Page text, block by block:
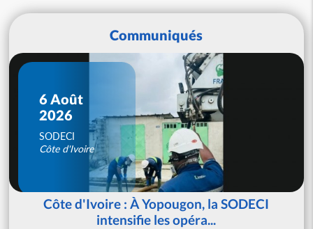
Communiqués
6 Août
2026
SODECI
Côte d'Ivoire
Côte d'Ivoire : À Yopougon, la SODECI
intensifie les opéra...